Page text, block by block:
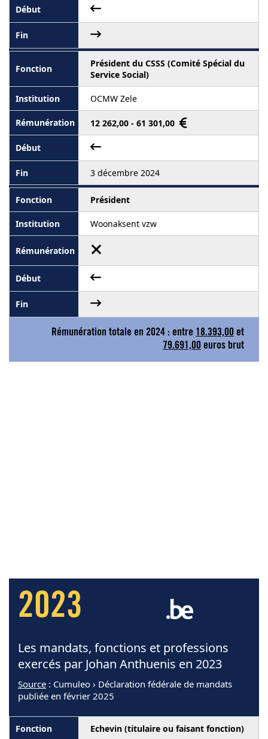
Président du CSSS (Comité Spécial du
Service Social)
OCMW Zele
12 262,00 - 61 301,00
3 décembre 2024
Président
Woonaksent vzw
Rémunération totale en 2024 : entre 18.393,00 et
79.691,00 euros brut
2023
Les mandats, fonctions et professions
exercés par Johan Anthuenis en 2023
Source : Cumuleo › Déclaration fédérale de mandats
publiée en février 2025
Echevin (titulaire ou faisant fonction)